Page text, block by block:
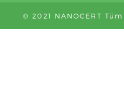
© 2021 NANOCERT